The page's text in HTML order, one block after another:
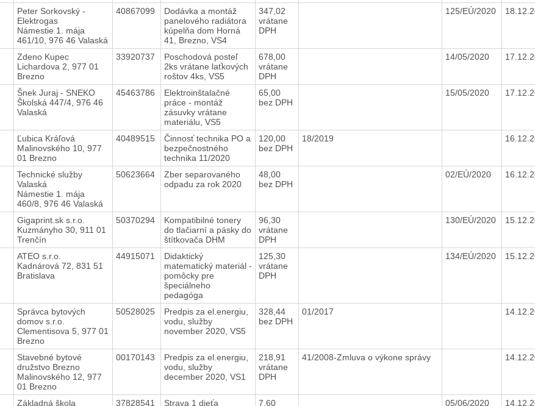
Peter Sorkovský -
Elektrogas
Námestie 1. mája
461/10, 976 46 Valaská
40867099
Dodávka a montáž
panelového radiátora
kúpelňa dom Horná
41, Brezno, VS4
347,02
vrátane
DPH
125/EÚ/2020
Zdeno Kupec
Lichardova 2, 977 01
Brezno
33920737
Poschodová posteľ
2ks vrátane laťkových
roštov 4ks, VS5
678,00
vrátane
DPH
14/05/2020
Šnek Juraj - SNEKO
Školská 447/4, 976 46
Valaská
45463786
Elektroinštalačné
práce - montáž
zásuvky vrátane
materiálu, VS5
65,00
bez DPH
15/05/2020
Ľubica Kráľová
Malinovského 10, 977
01 Brezno
40489515
Činnosť technika PO a
bezpečnostného
technika 11/2020
120,00
bez DPH
18/2019
Technické služby
Valaská
Námestie 1. mája
460/8, 976 46 Valaská
50623664
Zber separovaného
odpadu za rok 2020
48,00
bez DPH
02/EÚ/2020
Gigaprint.sk s.r.o.
Kuzmányho 30, 911 01
Trenčín
50370294
Kompatibilné tonery
do tlačiarní a pásky do
štítkovača DHM
96,30
vrátane
DPH
130/EÚ/2020
ATEO s.r.o.
Kadnárová 72, 831 51
Bratislava
44915071
Didaktický
matematický materiál -
pomôcky pre
špeciálneho
pedagóga
125,30
vrátane
DPH
134/EÚ/2020
Správca bytových
domov s.r.o.
Clementisova 5, 977 01
Brezno
50528025
Predpis za el.energiu,
vodu, služby
november 2020, VS5
328,44
bez DPH
01/2017
Stavebné bytové
družstvo Brezno
Malinovského 12, 977
01 Brezno
00170143
Predpis za el.energiu,
vodu, služby
december 2020, VS1
218,91
vrátane
DPH
41/2008-Zmluva o výkone správy
Základná škola
37828541
Strava 1 dieťa
7,60
05/06/2020